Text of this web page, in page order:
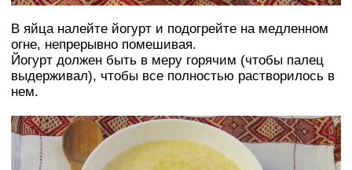
В яйца налейте йогурт и подогрейте на медленном
огне, непрерывно помешивая.
Йогурт должен быть в меру горячим (чтобы палец
выдерживал), чтобы все полностью растворилось в
нем.